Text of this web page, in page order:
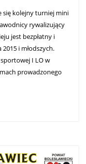
się kolejny turniej mini
rywalizujący
jest bezpłatny i
i młodszych.
I LO w
prowadzonego